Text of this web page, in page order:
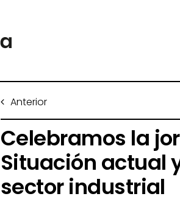
Anterior
Celebramos la
Situación actual
sector industrial